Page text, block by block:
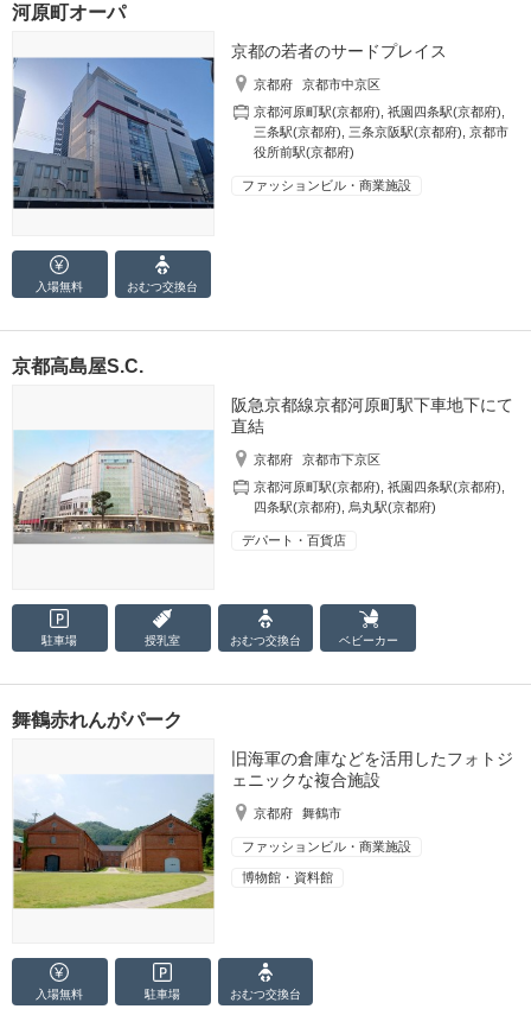
河原町オーパ
京都の若者のサードプレイス
京都府
京都市中京区
京都河原町駅(京都府) ,祇園四条駅(京都府)
三条駅(京都府)
三条京阪駅(京都府) ,京都市
役所前駅(京都府)
ファッションビル・商業施設
入場無料 おむつ交換台
京都高島屋S.C.
阪急京都線京都河原町駅下車地下にて
直結
京都府
京都市下京区
京都河原町駅(京都府) ,祇園四条駅(京都府)
四条駅(京都府)
烏丸駅(京都府)
デパート・百貨店
駐車場 授乳室 おむつ交換台 ベビーカー
舞鶴赤れんがパーク
旧海軍の倉庫などを活用したフォトジ
ェニックな複合施設
京都府 舞鶴市
ファッションビル・商業施設
博物館・資料館
入場無料 駐車場 おむつ交換台